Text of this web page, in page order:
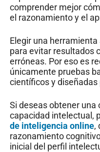
comprender mejor
el razonamiento y el
Elegir una
para evitar resultados
erróneas. Por eso es
únicamente pruebas
científicos y
Si deseas obtener una
capacidad intelectual,
de inteligencia online,
razonamiento
inicial del perfil